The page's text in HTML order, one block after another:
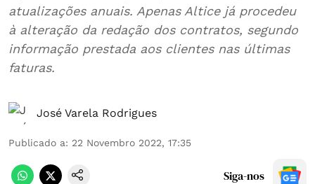
atualizações anuais. Apenas Altice já procedeu
à alteração da redação dos contratos, segundo
informação prestada aos clientes nas últimas
faturas.
José Varela Rodrigues
Publicado a: 22 Novembro 2022, 17:35
Siga-nos